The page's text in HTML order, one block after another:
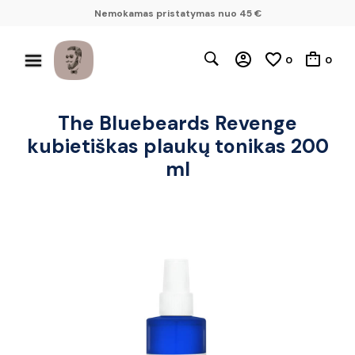
Nemokamas pristatymas nuo 45 €
0 0
The Bluebeards Revenge
kubietiškas plaukų tonikas 200
ml